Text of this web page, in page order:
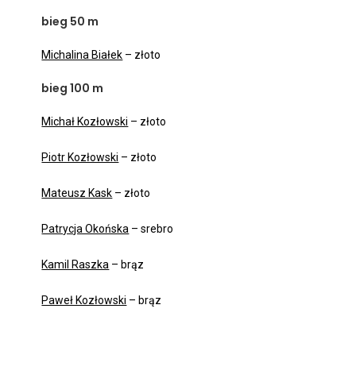
bieg 50 m
Michalina Białek – złoto
bieg 100 m
Michał Kozłowski – złoto
Piotr Kozłowski – złoto
Mateusz Kask – złoto
Patrycja Okońska – srebro
Kamil Raszka – brąz
Paweł Kozłowski – brąz